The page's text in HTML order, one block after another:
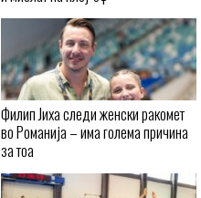
Филип Јиха следи женски ракомет
во Романија – има голема причина
за тоа